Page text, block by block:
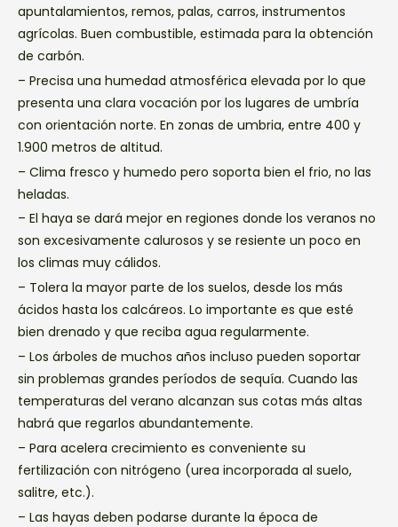
apuntalamientos, remos, palas, carros, instrumentos
agrícolas. Buen combustible, estimada para la obtención
de carbón.
– Precisa una humedad atmosférica elevada por lo que
presenta una clara vocación por los lugares de umbría
con orientación norte. En zonas de umbria, entre 400 y
1.900 metros de altitud.
– Clima fresco y humedo pero soporta bien el frio, no las
heladas.
– El haya se dará mejor en regiones donde los veranos no
son excesivamente calurosos y se resiente un poco en
los climas muy cálidos.
– Tolera la mayor parte de los suelos, desde los más
ácidos hasta los calcáreos. Lo importante es que esté
bien drenado y que reciba agua regularmente.
– Los árboles de muchos años incluso pueden soportar
sin problemas grandes períodos de sequía. Cuando las
temperaturas del verano alcanzan sus cotas más altas
habrá que regarlos abundantemente.
– Para acelera crecimiento es conveniente su
fertilización con nitrógeno (urea incorporada al suelo,
salitre, etc.).
– Las hayas deben podarse durante la época de